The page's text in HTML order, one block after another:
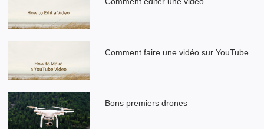
Comment faire une vidéo sur YouTube
Bons premiers drones